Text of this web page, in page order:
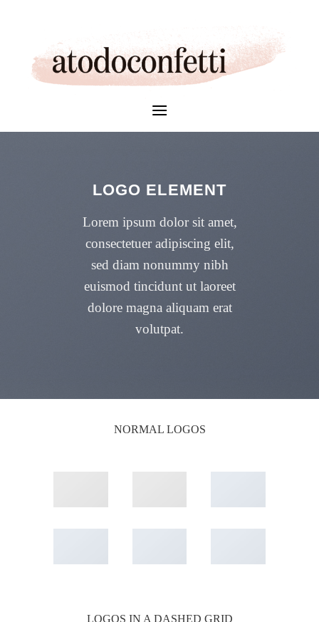
LOGO ELEMENT
Lorem ipsum dolor sit amet,
consectetuer adipiscing elit,
sed diam nonummy nibh
euismod tincidunt ut laoreet
dolore magna aliquam erat
volutpat.
NORMAL LOGOS
LOGOS IN A DASHED GRID